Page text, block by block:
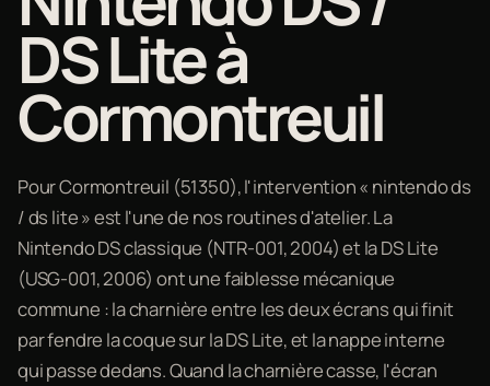
DS Lite à
Cormontreuil
Pour Cormontreuil (51350), l'intervention « nintendo ds
/ ds lite » est l'une de nos routines d'atelier. La
Nintendo DS classique (NTR-001, 2004) et la DS Lite
(USG-001, 2006) ont une faiblesse mécanique
commune : la charnière entre les deux écrans qui finit
par fendre la coque sur la DS Lite, et la nappe interne
qui passe dedans. Quand la charnière casse, l'écran